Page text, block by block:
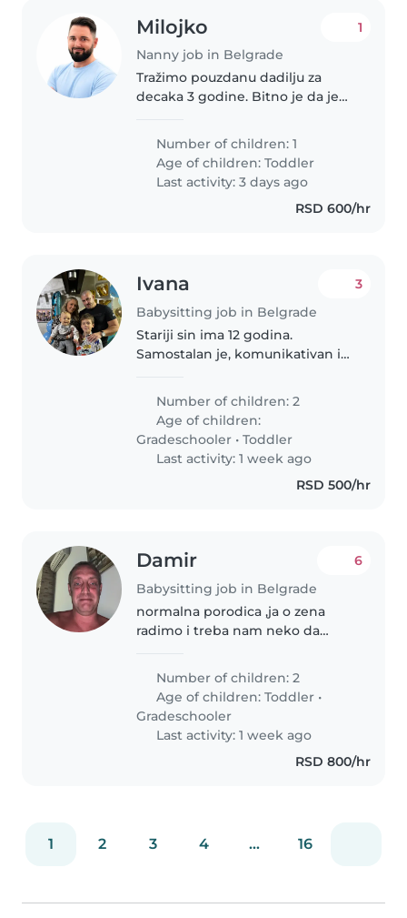
Milojko
Nanny job in Belgrade
1
Tražimo pouzdanu dadilju za
decaka 3 godine. Bitno je da je
aktivna i da dobro drži pažnju
detetu. Tražimo odgovornu,
pouzdanu i vedru žensku osobu..
Number of children: 1
Age of children:Toddler
Last activity: 3 days ago
RSD 600/hr
Ivana
Babysitting job in Belgrade
3
Stariji sin ima 12 godina.
Samostalan je, komunikativan i
brata. Mladji sin ima 2,5 godine.
Nije antihrist, voli mnogo svog
starijeg brata. Ne stiče odmah..
Number of children: 2
Age of children:
Gradeschooler •Toddler
Last activity: 1 week ago
RSD 500/hr
Damir
Babysitting job in Belgrade
6
normalna porodica ,ja o zena
radimo i treba nam neko da
sa njom par sati
Number of children: 2
Age of children:Toddler •
Gradeschooler
Last activity: 1 week ago
RSD 800/hr
1 2 3 4 ... 16